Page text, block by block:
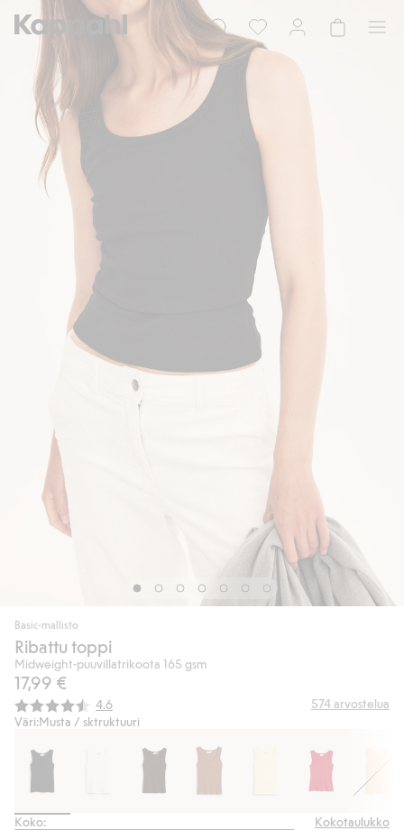
Basic-mallisto
Ribattu toppi
Midweight-puuvillatrikoota 165 gsm
17,99 €
Keskimääräinen luokitus:
4.6 574arvostelua
Väri:Musta / sktruktuuri
Koko: Kokotaulukko